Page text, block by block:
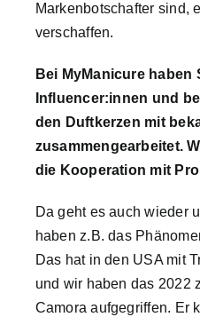
Markenbotschafter sind,
verschaffen.
Bei MyManicure haben
Influencer:innen und
den Duftkerzen mit
zusammengearbeitet.
die Kooperation mit
Da geht es auch wieder
haben z.B. das
Das hat in den USA mit
und wir haben das 2022
Camora aufgegriffen. Er